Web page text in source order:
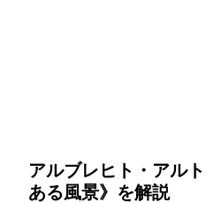
アルブレヒト・アル
ある風景》を解説